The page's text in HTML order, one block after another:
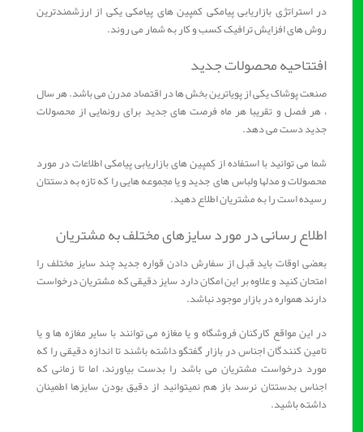
در استراتژی بازاریابی پیامکی کمپین های پیامکی یکی از ارزشمندترین
روش های افزایش ترافیک کسب و کار به شمار می روند.
افتتاحیه محصولات جدید
صنعت پوشاک یکی از پویاترین بخش ها در اقتصاد مدرن می باشد. هر سال
، هر فصل و تقریبا هر ماه فرصت های جدید برای رونمایی از محصولات
جدید دست می دهد.
شما می توانید با استفاده از کمپین های بازاریابی پیامکی اطلاعات در مورد
محصولات و مدلها ولباس های جدید و یا مجموعه هایی را که تازه به دستتان
رسیده است را به مشتریان اطلاع دهید.
اطلاع رسانی در مورد سایزهای مختلف به مشتریان
بعضی اوقات باید قبل از سفارش دادن قواره جدید چند سایز مختلف را
امتحان کنید و علاوه بر این امکان دارد سایز دقیقی که مشتریان درخواست
دارند همواره در بازار موجود نباشد.
در این مواقع کارکنان فروشگاه و یا مغازه می توانند با سایر مغازه ها و یا
تامین کنندگان اجناس در بازار گفتگو داشته باشند تا اندازه دقیقی را که
مورد درخواست مشتریان می باشد را بدست بیاورند، اما تا زمانی که
اجناس بدستتان نرسد باز هم نمیتوانید از دقیق بودن سایزها اطمینان
داشته باشید.